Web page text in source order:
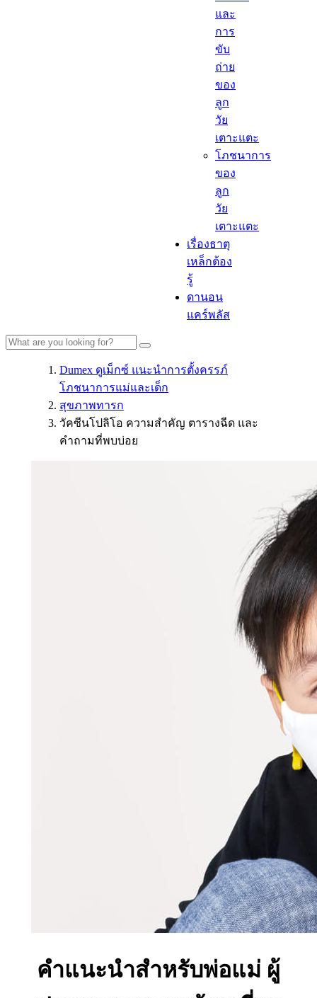
และ
การ
ขับ
ถ่าย
ของ
ลูก
วัย
เตาะแตะ
โภชนาการ
ของ
ลูก
วัย
เตาะแตะ
เรื่องธาตุ
เหล็กต้อง
รู้​
ดานอน
แคร์พลัส
Dumex ดูเม็กซ์ แนะนำการตั้งครรภ์
โภชนาการแม่และเด็ก
สุขภาพทารก
วัคซีนโปลิโอ ความสำคัญ ตารางฉีด และ
คำถามที่พบบ่อย
คำแนะนำสำหรับพ่อแม่ ผู้